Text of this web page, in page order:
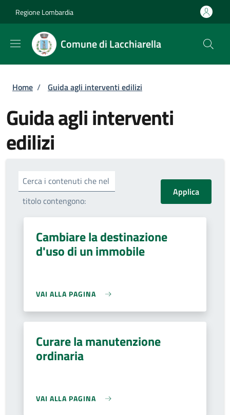
Regione Lombardia
Comune di Lacchiarella
Briciole di pane
Home / Guida agli interventi edilizi
Guida agli interventi
edilizi
Cerca i contenuti che nel
titolo contengono:
Cambiare la destinazione
d'uso di un immobile
VAI ALLA PAGINA
Curare la manutenzione
ordinaria
VAI ALLA PAGINA